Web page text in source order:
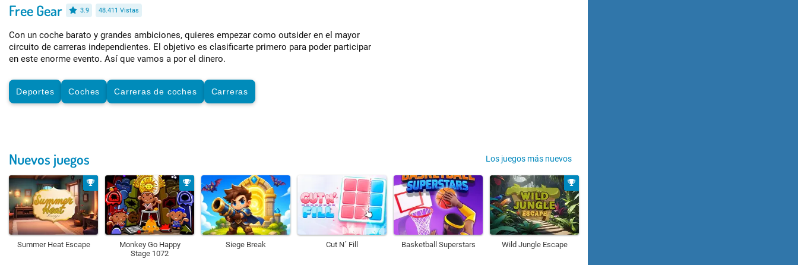
Free Gear 3.9 48.411 Vistas
Con un coche barato y grandes ambiciones, quieres empezar como outsider en el mayor
circuito de carreras independientes. El objetivo es clasificarte primero para poder participar
en este enorme evento. Así que vamos a por el dinero.
Deportes Coches Carreras de coches Carreras
Nuevos juegos Los juegos más nuevos
Summer Heat Escape
Monkey Go Happy
Stage 1072
Siege Break Cut N´ Fill Basketball Superstars Wild Jungle Escape